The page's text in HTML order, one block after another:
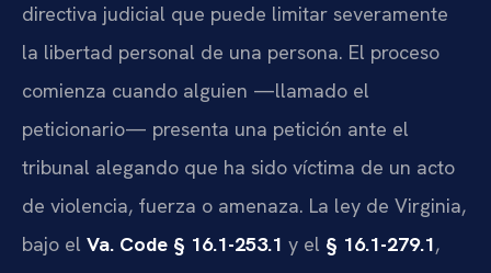
directiva judicial que puede limitar severamente
la libertad personal de una persona. El proceso
comienza cuando alguien —llamado el
peticionario— presenta una petición ante el
tribunal alegando que ha sido víctima de un acto
de violencia, fuerza o amenaza. La ley de Virginia,
bajo el Va. Code § 16.1-253.1 y el § 16.1-279.1,